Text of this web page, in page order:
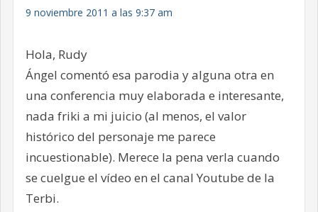
9 noviembre 2011 a las 9:37 am
Hola, Rudy
Ángel comentó esa parodia y alguna otra en
una conferencia muy elaborada e interesante,
nada friki a mi juicio (al menos, el valor
histórico del personaje me parece
incuestionable). Merece la pena verla cuando
se cuelgue el vídeo en el canal Youtube de la
Terbi.